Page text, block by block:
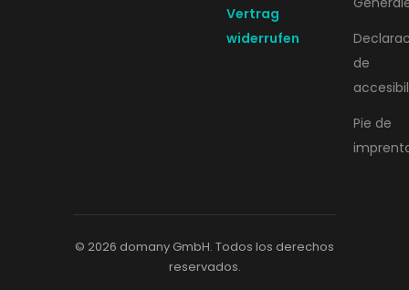
Vertrag
widerrufen
de
Pie de
© 2026 domany GmbH. Todos los derechos
reservados.